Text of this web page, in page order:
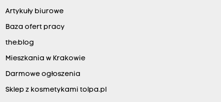
Artykuły biurowe
Baza ofert pracy
the:blog
Mieszkania w Krakowie
Darmowe ogłoszenia
Sklep z kosmetykami tolpa.pl